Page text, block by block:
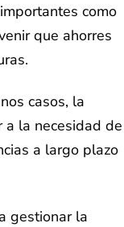
como
que ahorres
casos, la
la necesidad de
a largo plazo
gestionar la